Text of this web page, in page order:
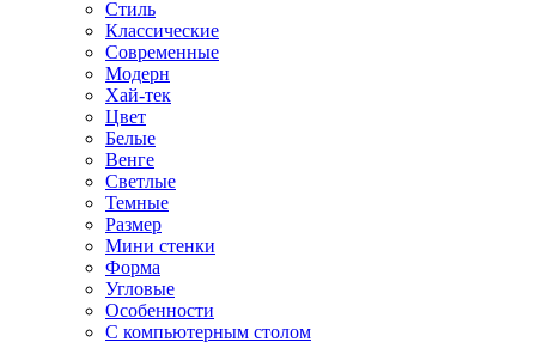
Стиль
Классические
Современные
Модерн
Хай-тек
Цвет
Белые
Венге
Светлые
Темные
Размер
Мини стенки
Форма
Угловые
Особенности
С компьютерным столом